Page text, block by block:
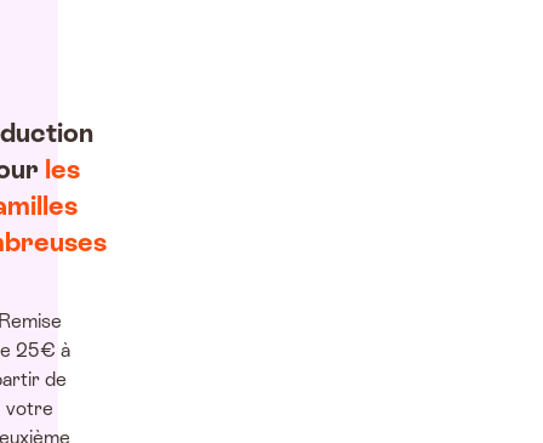
les
25€ à
de
votre